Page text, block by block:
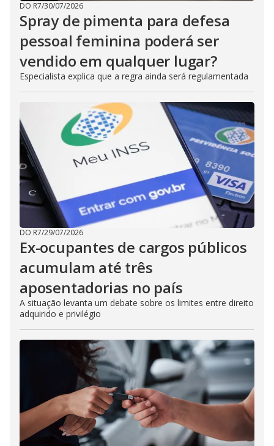
DO R7/30/07/2026
Spray de pimenta para defesa
pessoal feminina poderá ser
vendido em qualquer lugar?
Especialista explica que a regra ainda será regulamentada
DO R7/29/07/2026
Ex-ocupantes de cargos públicos
acumulam até três
aposentadorias no país
A situação levanta um debate sobre os limites entre direito
adquirido e privilégio